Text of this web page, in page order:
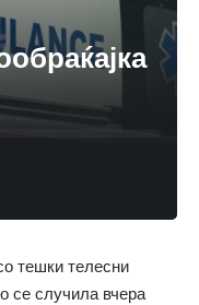
тешки телесни
се случила вчера